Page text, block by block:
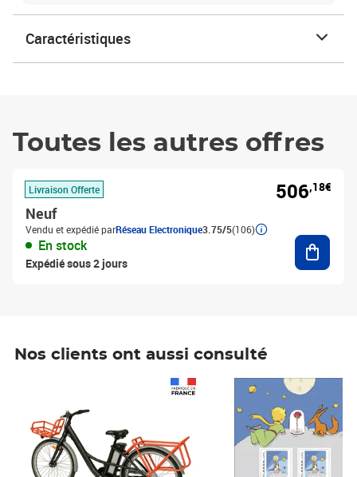
Caractéristiques
Toutes les autres offres
Livraison Offerte
Neuf
Vendu et expédié parRéseau Electronique3.75/5(106)
En stock
Expédié sous 2 jours
506,18€
Nos clients ont aussi consulté
Prix 7,50€